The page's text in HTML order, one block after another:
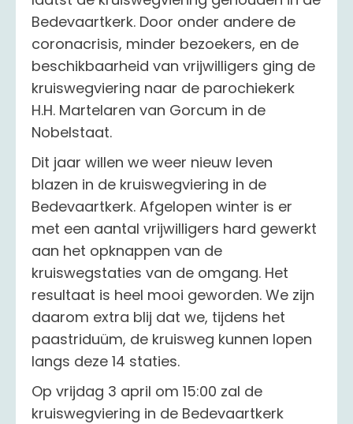
Bedevaartkerk. Door onder andere de
coronacrisis, minder bezoekers, en de
beschikbaarheid van vrijwilligers ging de
kruiswegviering naar de parochiekerk
H.H. Martelaren van Gorcum in de
Nobelstaat.
Dit jaar willen we weer nieuw leven
blazen in de kruiswegviering in de
Bedevaartkerk. Afgelopen winter is er
met een aantal vrijwilligers hard gewerkt
aan het opknappen van de
kruiswegstaties van de omgang. Het
resultaat is heel mooi geworden. We zijn
daarom extra blij dat we, tijdens het
paastriduüm, de kruisweg kunnen lopen
langs deze 14 staties.
Op vrijdag 3 april om 15:00 zal de
kruiswegviering in de Bedevaartkerk